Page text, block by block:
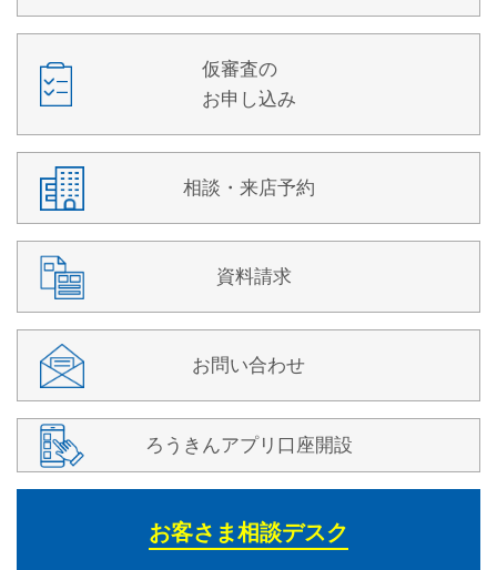
仮審査の
お申し込み
相談・来店予約
資料請求
お問い合わせ
ろうきんアプリ口座開設
お客さま相談デスク